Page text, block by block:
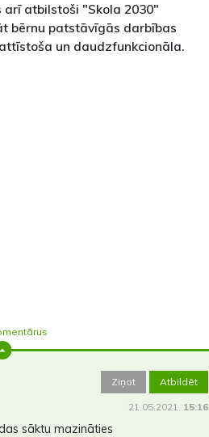
atbilstoši "Skola 2030"
bērnu patstāvīgās darbības
un daudzfunkcionāla.
Ziņot Atbildēt
21.05.2021. 15:16
sāktu mazināties